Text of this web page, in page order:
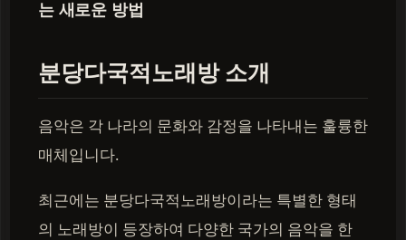
는 새로운 방법
분당다국적노래방 소개
음악은 각 나라의 문화와 감정을 나타내는 훌륭한
매체입니다.
최근에는 분당다국적노래방이라는 특별한 형태
의 노래방이 등장하여 다양한 국가의 음악을 한